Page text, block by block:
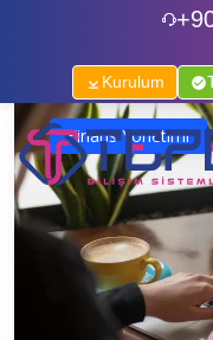
Kurulum
Finans Yönetimi